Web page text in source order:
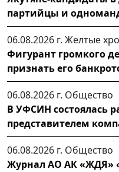
партийцы и
06.08.2026 г. Желтые
Фигурант громкого
признать его
06.08.2026 г. Общество
В УФСИН состоялась
представителем
06.08.2026 г. Общество
Журнал АО АК «ЖДЯ»